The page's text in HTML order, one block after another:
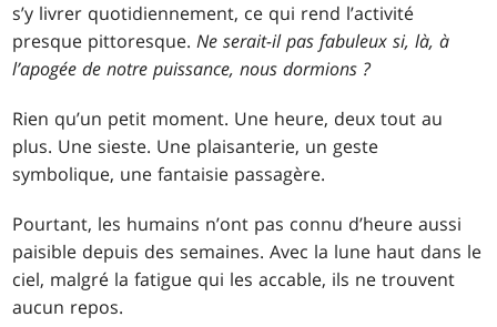
s’y livrer quotidiennement, ce qui rend l’activité
presque pittoresque.Ne serait-il pas fabuleux si, là, à
l’apogée de notre puissance, nous dormions ?
Rien qu’un petit moment. Une heure, deux tout au
plus. Une sieste. Une plaisanterie, un geste
symbolique, une fantaisie passagère.
Pourtant, les humains n’ont pas connu d’heure aussi
paisible depuis des semaines. Avec la lune haut dans le
ciel, malgré la fatigue qui les accable, ils ne trouvent
aucun repos.